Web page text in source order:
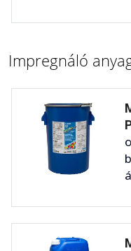
Impregnáló